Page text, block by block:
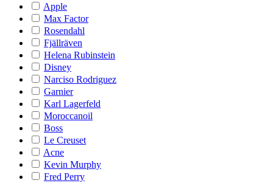
Apple
Max Factor
Rosendahl
Fjällräven
Helena Rubinstein
Disney
Narciso Rodriguez
Garnier
Karl Lagerfeld
Moroccanoil
Boss
Le Creuset
Acne
Kevin Murphy
Fred Perry